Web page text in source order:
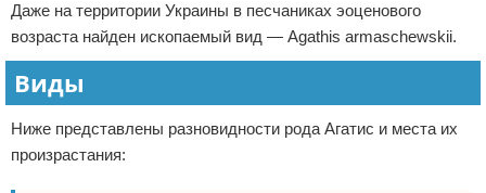
Даже на территории Украины в песчаниках эоценового
возраста найден ископаемый вид — Agathis armaschewskii.
Виды
Ниже представлены разновидности рода Агатис и места их
произрастания: